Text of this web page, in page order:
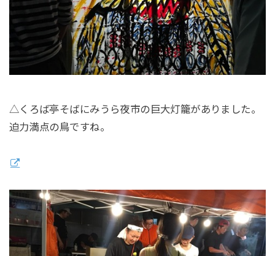
△くろば亭そばにみうら夜市の巨大灯籠がありました。
迫力満点の鳥ですね。